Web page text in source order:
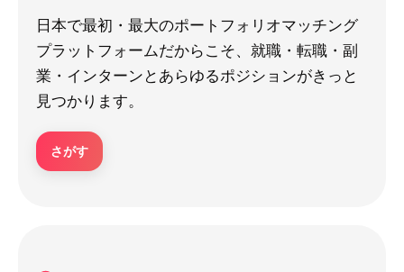
日本で最初・最大のポートフォリオマッチング
プラットフォームだからこそ、就職・転職・副
業・インターンとあらゆるポジションがきっと
見つかります。
さがす